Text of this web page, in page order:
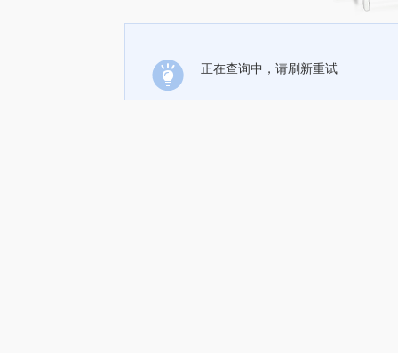
正在查询中，请刷新重试